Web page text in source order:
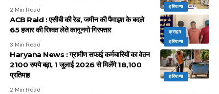
हरियाणा
2 Min Read
क्राइम
हरियाणा
ACB Raid : एसीबी की रेड, जमीन की पैमाइश के बदले
65 हजार की रिश्वत लेते कानूनगो गिरफ्तार
3 Min Read
हरियाणा
Haryana News : ग्रामीण सफाई कर्मचारियों का वेतन
2100 रुपये बढ़ा, 1 जुलाई 2026 से मिलेंगे 18,100
प्रतिमाह
2 Min Read